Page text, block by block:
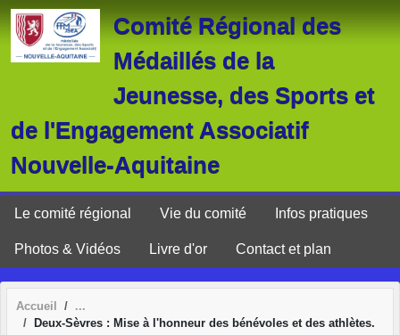
Comité Régional des
Médaillés de la
Jeunesse, des Sports et
de l'Engagement Associatif
Nouvelle-Aquitaine
Le comité régional Vie du comité Infos pratiques
Photos & Vidéos Livre d'or Contact et plan
Accueil
Deux-Sèvres : Mise à l'honneur des bénévoles et des athlètes.
Panneau de gestion des cookies